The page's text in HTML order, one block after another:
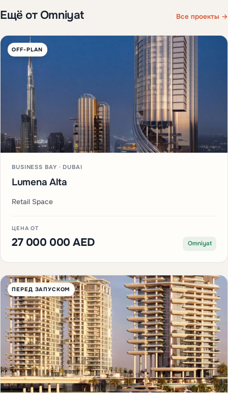
Ещё от Omniyat Все проекты →
OFF-PLAN
BUSINESS BAY · DUBAI
Lumena Alta
Retail Space
ЦЕНА ОТ
27 000 000 AED Omniyat
ПЕРЕД ЗАПУСКОМ